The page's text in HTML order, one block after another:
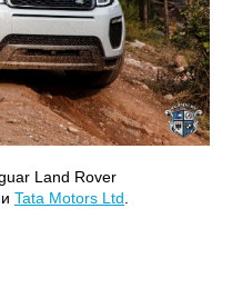
Land Rover
Tata Motors Ltd